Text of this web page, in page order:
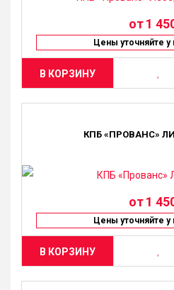
от 1
Цены уточняйте
В КОРЗИНУ
КПБ «ПРОВАНС»
от 1
Цены уточняйте
В КОРЗИНУ